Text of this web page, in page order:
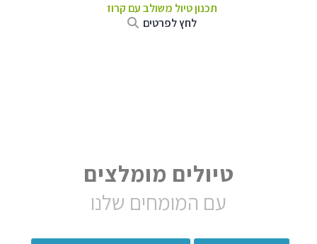
תכנון טיול משולב עם קרוז
לחץ לפרטים
טיולים מומלצים
עם המומחים שלנו